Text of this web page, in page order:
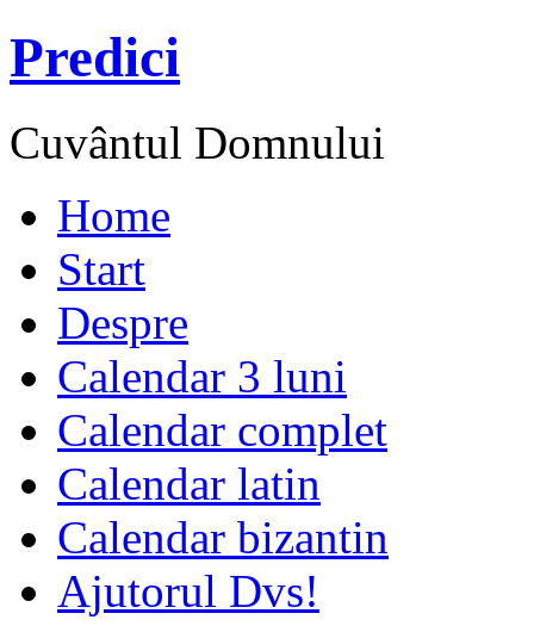
Predici
Cuvântul Domnului
Home
Start
Despre
Calendar 3 luni
Calendar complet
Calendar latin
Calendar bizantin
Ajutorul Dvs!